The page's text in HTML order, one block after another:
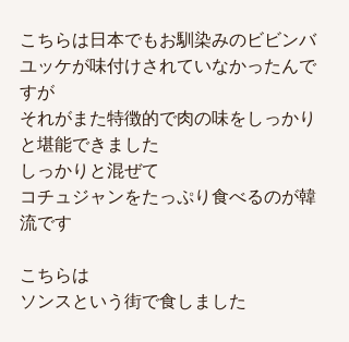
こちらは日本でもお馴染みのビビンバ
ユッケが味付けされていなかったんで
すが
それがまた特徴的で肉の味をしっかり
と堪能できました
しっかりと混ぜて
コチュジャンをたっぷり食べるのが韓
流です
こちらは
ソンスという街で食しました